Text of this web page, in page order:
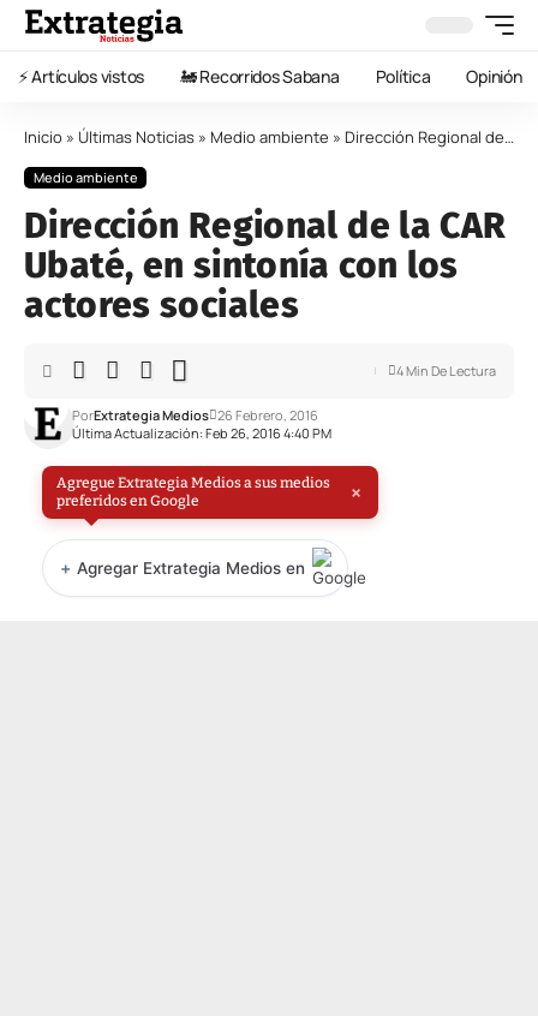
⚡️ Artículos vistos 🚂 Recorridos Sabana Política Opinión
Inicio » Últimas Noticias » Medio ambiente » Dirección Regional de la CAR Ubaté, en sintonía con los actores sociales
Medio ambiente
Dirección Regional de la CAR
Ubaté, en sintonía con los
actores sociales
Última Actualización: Feb 26, 2016 4:40 PM
PorExtrategia Medios 26 Febrero, 2016
4 Min De Lectura
Agregue Extrategia Medios a sus medios
preferidos en Google
×
+ Agregar Extrategia Medios en